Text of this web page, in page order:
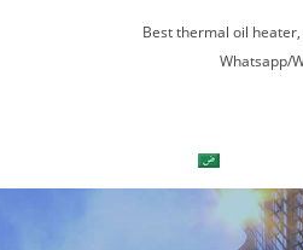
Best thermal oil
Whatsapp/